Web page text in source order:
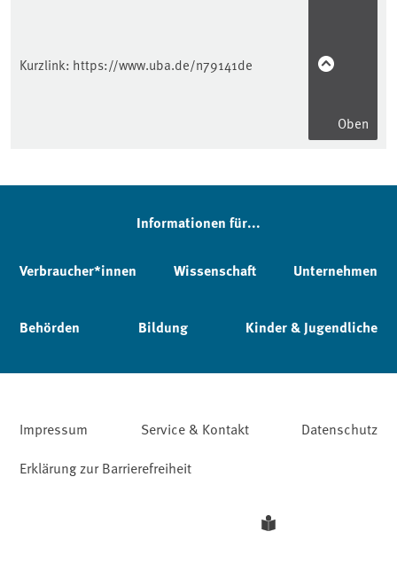
Kurzlink: https://www.uba.de/n79141de
Oben
Informationen für...
Verbraucher*innen Wissenschaft Unternehmen
Behörden Bildung Kinder & Jugendliche
Impressum Service & Kontakt
Datenschutz
Erklärung zur Barrierefreiheit